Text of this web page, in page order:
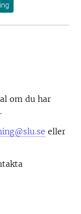
om du har
eller